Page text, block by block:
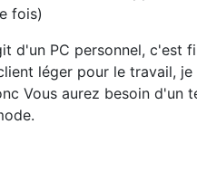
fois)
d'un PC personnel, c'est
léger pour le travail, je
Vous aurez besoin d'un